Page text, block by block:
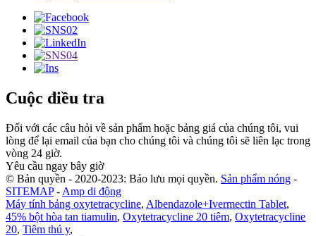
Cuộc điều tra
Đối với các câu hỏi về sản phẩm hoặc bảng giá của chúng tôi, vui
lòng để lại email của bạn cho chúng tôi và chúng tôi sẽ liên lạc trong
vòng 24 giờ.
Yêu cầu ngay bây giờ
© Bản quyền - 2020-2023: Bảo lưu mọi quyền. Sản phẩm nóng -
SITEMAP- Amp di động
Máy tính bảng oxytetracycline, Albendazole+Ivermectin Tablet,
45% bột hòa tan tiamulin, Oxytetracycline 20 tiêm, Oxytetracycline
20, Tiêm thú y,